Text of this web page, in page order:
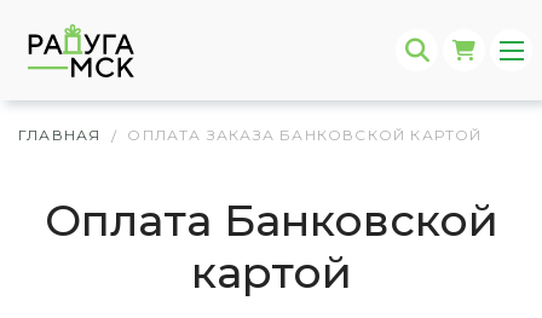
ГЛАВНАЯ / ОПЛАТА ЗАКАЗА БАНКОВСКОЙ КАРТОЙ
Оплата Банковской
картой